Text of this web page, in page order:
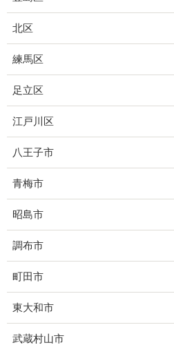
北区
練馬区
足立区
江戸川区
八王子市
青梅市
昭島市
調布市
町田市
東大和市
武蔵村山市